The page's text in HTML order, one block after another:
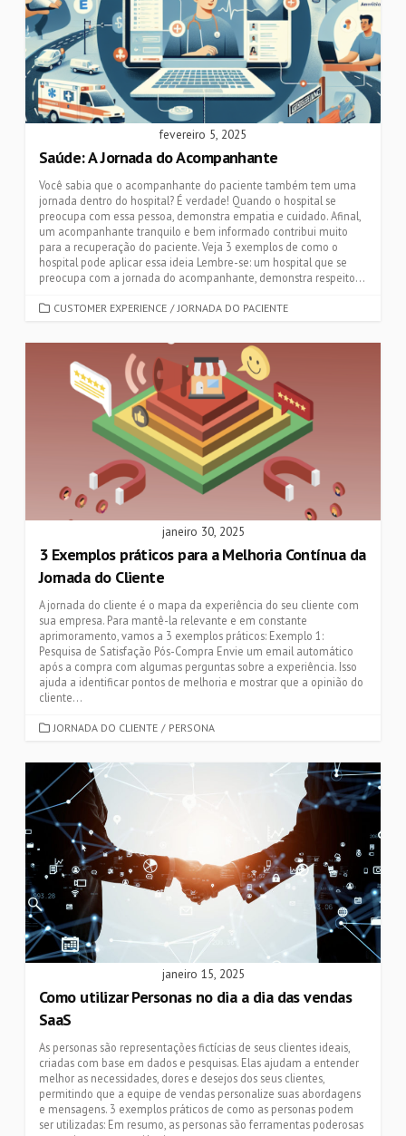
fevereiro 5, 2025
Saúde: A Jornada do Acompanhante
Você sabia que o acompanhante do paciente também tem uma
jornada dentro do hospital? É verdade! Quando o hospital se
preocupa com essa pessoa, demonstra empatia e cuidado. Afinal,
um acompanhante tranquilo e bem informado contribui muito
para a recuperação do paciente. Veja 3 exemplos de como o
hospital pode aplicar essa ideia Lembre-se: um hospital que se
preocupa com a jornada do acompanhante, demonstra respeito...
CATEGORIES
CUSTOMER EXPERIENCE / JORNADA DO PACIENTE
janeiro 30, 2025
3 Exemplos práticos para a Melhoria Contínua da
Jornada do Cliente
A jornada do cliente é o mapa da experiência do seu cliente com
sua empresa. Para mantê-la relevante e em constante
aprimoramento, vamos a 3 exemplos práticos: Exemplo 1:
Pesquisa de Satisfação Pós-Compra Envie um email automático
após a compra com algumas perguntas sobre a experiência. Isso
ajuda a identificar pontos de melhoria e mostrar que a opinião do
cliente...
CATEGORIES
JORNADA DO CLIENTE / PERSONA
janeiro 15, 2025
Como utilizar Personas no dia a dia das vendas
SaaS
As personas são representações fictícias de seus clientes ideais,
criadas com base em dados e pesquisas. Elas ajudam a entender
melhor as necessidades, dores e desejos dos seus clientes,
permitindo que a equipe de vendas personalize suas abordagens
e mensagens. 3 exemplos práticos de como as personas podem
ser utilizadas: Em resumo, as personas são ferramentas poderosas